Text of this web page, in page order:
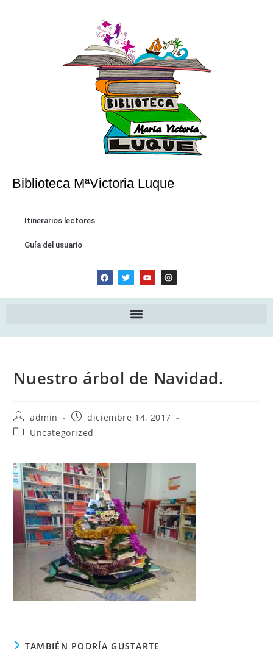
Biblioteca MªVictoria Luque
Itinerarios lectores
Guía del usuario
Nuestro árbol de Navidad.
admin
diciembre 14, 2017
Uncategorized
TAMBIÉN PODRÍA GUSTARTE